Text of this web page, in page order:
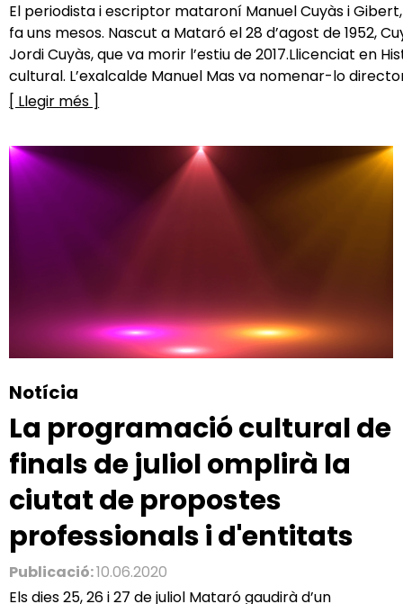
El periodista i escriptor mataroní Manuel Cuyàs i
fa uns mesos. Nascut a Mataró el 28 d’agost de 1952,
Jordi Cuyàs, que va morir l’estiu de 2017.Llicenciat en
cultural. L’exalcalde Manuel Mas va nomenar-lo
[ Llegir més ]
Notícia
La programació cultural de
finals de juliol omplirà la
ciutat de propostes
professionals i d'entitats
Publicació:10.06.2020
Els dies 25, 26 i 27 de juliol Mataró gaudirà d’un